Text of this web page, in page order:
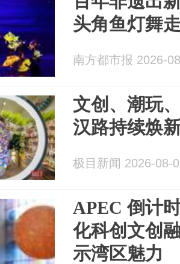
头角鱼灯舞
南方都市报 2026-
文创、潮玩
汉路持续焕
极目新闻 2026-08-
APEC 倒计
化科创文创
示湾区魅力